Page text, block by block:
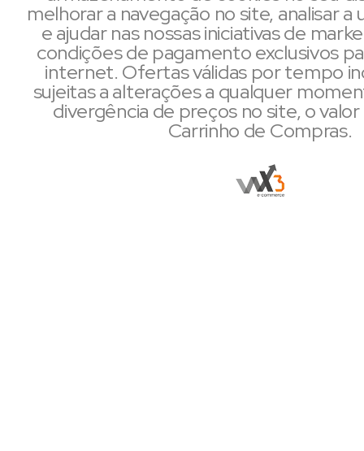
melhorar a navegação no site, analisar a
e ajudar nas nossas iniciativas de
condições de pagamento exclusivos
internet. Ofertas válidas por tempo
sujeitas a alterações a qualquer
divergência de preços no site, o
Carrinho de Compras.